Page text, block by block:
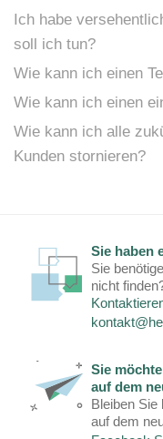
Ich habe
soll ich tun?
Wie kann ich einen
Wie kann ich einen
Wie kann ich alle
Kunden stornieren?
Sie haben
Sie
nicht
Sie
auf dem
Bleiben Sie
auf dem